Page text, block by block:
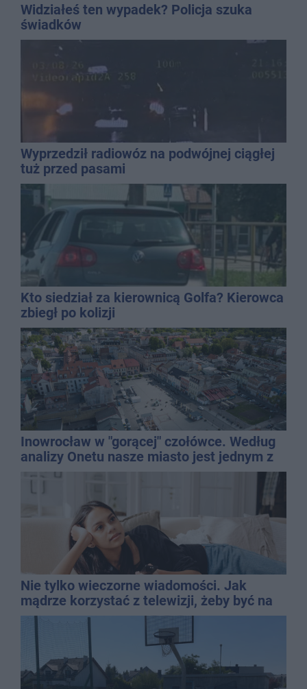
Widziałeś ten wypadek? Policja szuka
świadków
Wyprzedził radiowóz na podwójnej ciągłej
tuż przed pasami
Kto siedział za kierownicą Golfa? Kierowca
zbiegł po kolizji
Inowrocław w "gorącej" czołówce. Według
analizy Onetu nasze miasto jest jednym z
najbardziej narażonych na upały
Nie tylko wieczorne wiadomości. Jak
mądrze korzystać z telewizji, żeby być na
bieżąco, ale nie żyć w informacyjnym